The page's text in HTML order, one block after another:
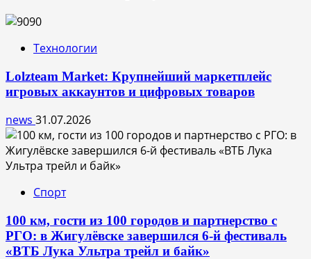
Технологии
Lolzteam Market: Крупнейший маркетплейс
игровых аккаунтов и цифровых товаров
news 31.07.2026
Спорт
100 км, гости из 100 городов и партнерство с
РГО: в Жигулёвске завершился 6-й фестиваль
«ВТБ Лука Ультра трейл и байк»